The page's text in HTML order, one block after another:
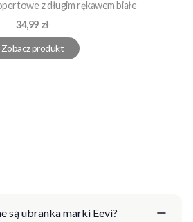
z długim rękawem białe
Cena
34,99 zł
Zobacz produkt
są ubranka marki Eevi?